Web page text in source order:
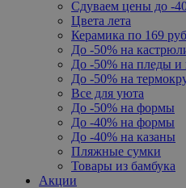
Сдуваем цены до -
Цвета лета
Керамика по 169 руб
До -50% на
До -50% на пледы и
До -50% на
Все для уюта
До -50% на формы
До -40% на формы
До -40% на казаны
Пляжные сумки
Товары из бамбука
Акции